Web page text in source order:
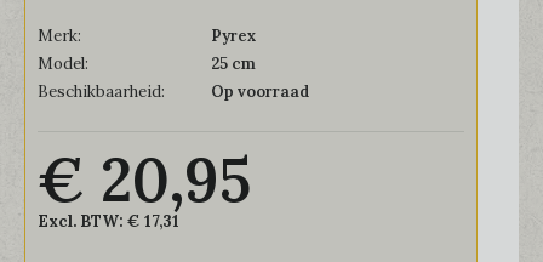
Merk:
Pyrex
Model:
25 cm
Beschikbaarheid:
Op voorraad
€ 20,95
Excl. BTW: € 17,31